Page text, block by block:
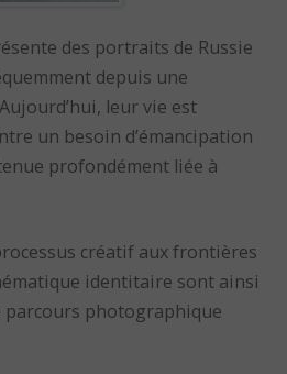
des portraits de Russie
depuis une
leur vie est
un besoin d’émancipation
profondément liée à
créatif aux frontières
identitaire sont ainsi
parcours photographique